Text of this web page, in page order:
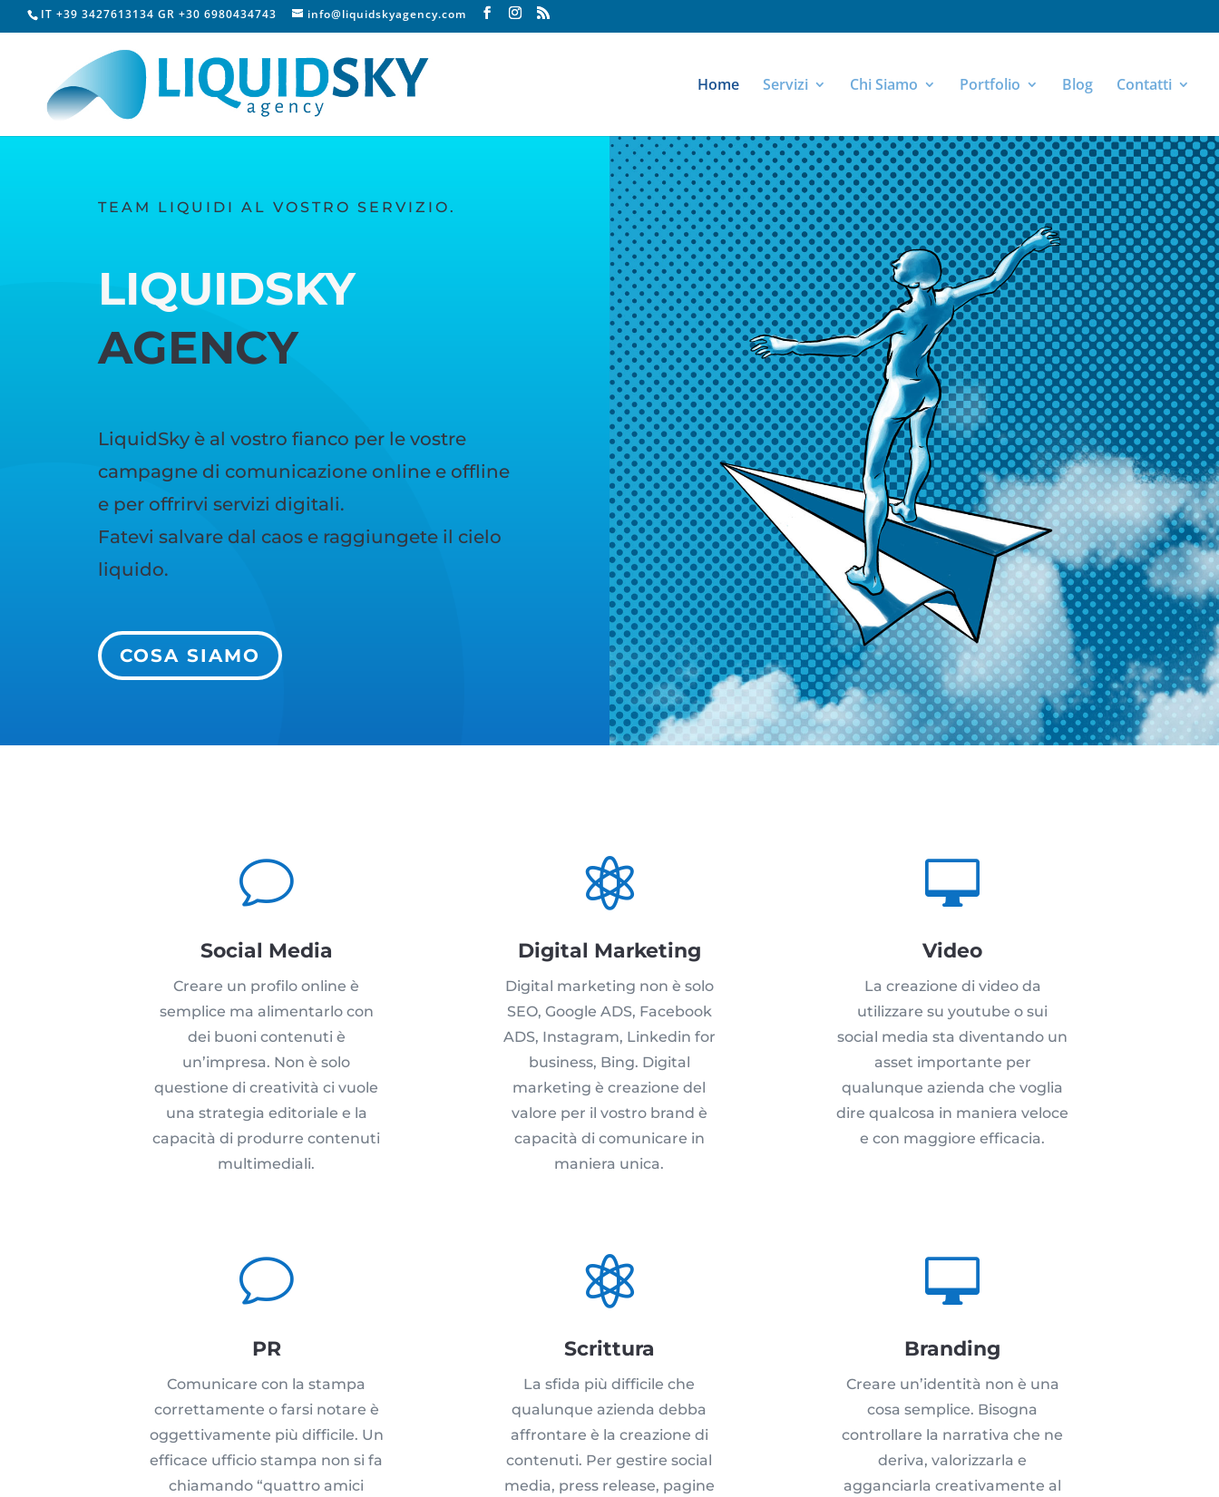
IT +39 3427613134 GR +30 6980434743 info@liquidskyagency.com
Home Servizi Chi Siamo Portfolio Blog Contatti
TEAM LIQUIDI AL VOSTRO SERVIZIO.
LIQUIDSKY
AGENCY
LiquidSky è al vostro fianco per le vostre
campagne di comunicazione online e offline
e per offrirvi servizi digitali.
Fatevi salvare dal caos e raggiungete il cielo
liquido.
COSA SIAMO
v
Social Media
Creare un profilo online è
semplice ma alimentarlo con
dei buoni contenuti è
un’impresa. Non è solo
questione di creatività ci vuole
una strategia editoriale e la
capacità di produrre contenuti
multimediali.

Digital Marketing
Digital marketing non è solo
SEO, Google ADS, Facebook
ADS, Instagram, Linkedin for
business, Bing. Digital
marketing è creazione del
valore per il vostro brand è
capacità di comunicare in
maniera unica.

Video
La creazione di video da
utilizzare su youtube o sui
social media sta diventando un
asset importante per
qualunque azienda che voglia
dire qualcosa in maniera veloce
e con maggiore efficacia.
v
PR
Comunicare con la stampa
correttamente o farsi notare è
oggettivamente più difficile. Un
efficace ufficio stampa non si fa
chiamando “quattro amici

Scrittura
La sfida più difficile che
qualunque azienda debba
affrontare è la creazione di
contenuti. Per gestire social
media, press release, pagine

Branding
Creare un’identità non è una
cosa semplice. Bisogna
controllare la narrativa che ne
deriva, valorizzarla e
agganciarla creativamente al